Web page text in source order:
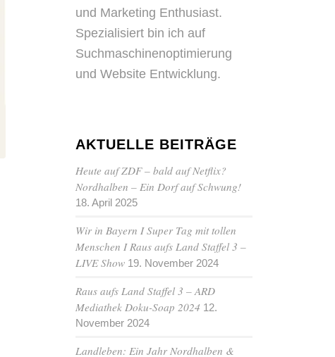
und Marketing Enthusiast.
Spezialisiert bin ich auf
Suchmaschinenoptimierung
und Website Entwicklung.
AKTUELLE BEITRÄGE
Heute auf ZDF – bald auf Netflix?
Nordhalben – Ein Dorf auf Schwung!
18. April 2025
Wir in Bayern I Super Tag mit tollen
Menschen I Raus aufs Land Staffel 3 –
LIVE Show 19. November 2024
Raus aufs Land Staffel 3 – ARD
Mediathek Doku-Soap 2024 12.
November 2024
Landleben: Ein Jahr Nordhalben &